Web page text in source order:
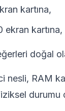
kartına,
kartına,
doğal
nesli, RAM
fiziksel